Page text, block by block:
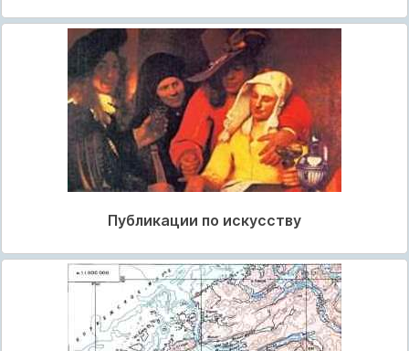
Публикации по искусству